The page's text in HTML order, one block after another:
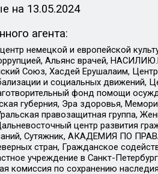
на 13.05.2024
агента:
немецкой и европейской
Альянс врачей,
Союз, Хасдей Ерушалаим,
и социальных движений,
фонд помощи
губерния, Эра здоровья,
правозащитная группа,
центр развития
Сутяжник, АКАДЕМИЯ ПО
стран, Гражданское
учреждение в Санкт-
комиссия по сохранению